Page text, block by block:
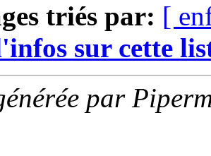
triés par: [
sur cette
par